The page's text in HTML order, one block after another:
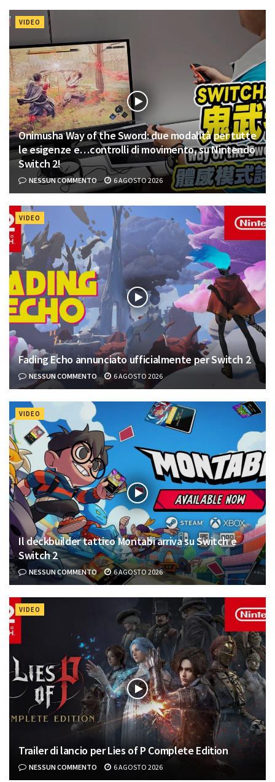
VIDEO
Onimusha Way of the Sword: due modalità per tutte
le esigenze e…controlli di movimento, su Nintendo
Switch 2!
NESSUN COMMENTO 6 AGOSTO 2026
VIDEO
Fading Echo annunciato ufficialmente per Switch 2
NESSUN COMMENTO 6 AGOSTO 2026
VIDEO
Il deckbuilder tattico Montabi arriva su Switch e
Switch 2
NESSUN COMMENTO 6 AGOSTO 2026
VIDEO
Trailer di lancio per Lies of P Complete Edition
NESSUN COMMENTO 6 AGOSTO 2026